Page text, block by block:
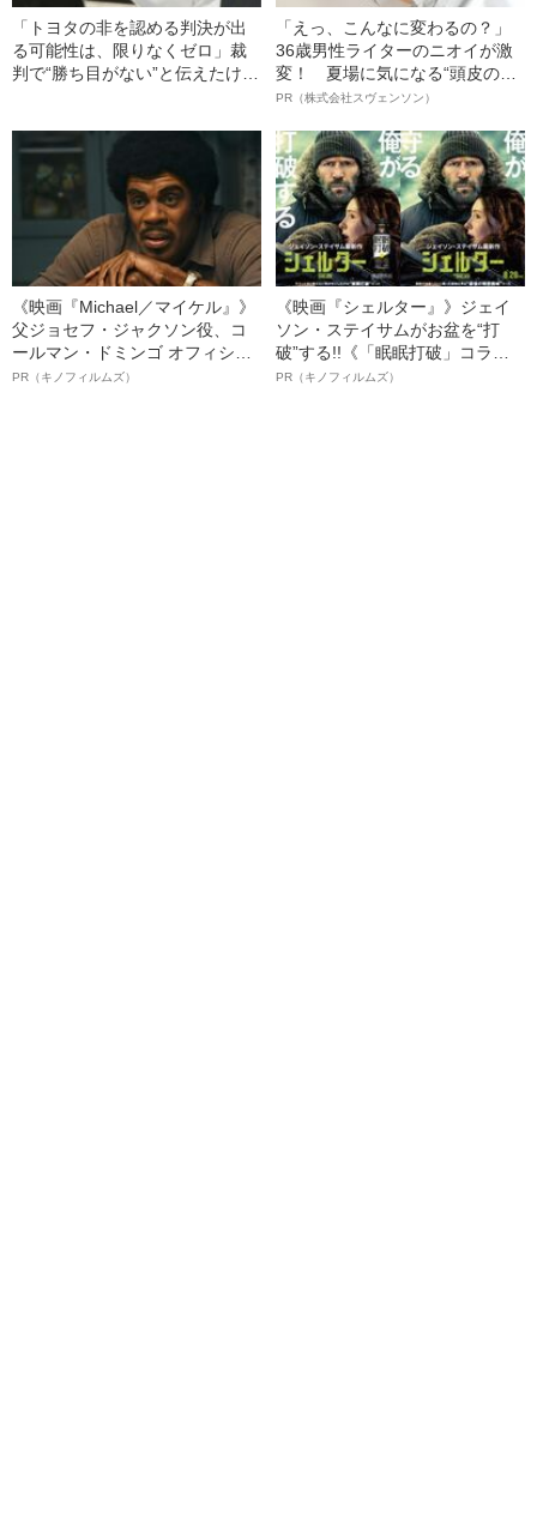
「トヨタの非を認める判決が出
る可能性は、限りなくゼロ」裁
判で“勝ち目がない”と伝えたけれ
の葛藤」
「えっ、こんなに変わるの？」
36歳男性ライターのニオイが激
変！ 夏場に気になる“頭皮のニ
オイ”や“ベタつき”を解消す
ト”が生み出した徹底ケアとは
PR（株式会社スヴェンソン）
《映画『Michael／マイケル』》
父ジョセフ・ジャクソン役、コ
ールマン・ドミンゴ オフィシャ
ルインタビュー“観客を魅了した
PR（キノフィルムズ）
《映画『シェルター』》ジェイ
ソン・ステイサムがお盆を“打
破”する!!《「眠眠打破」コラ
ボ》
PR（キノフィルムズ）